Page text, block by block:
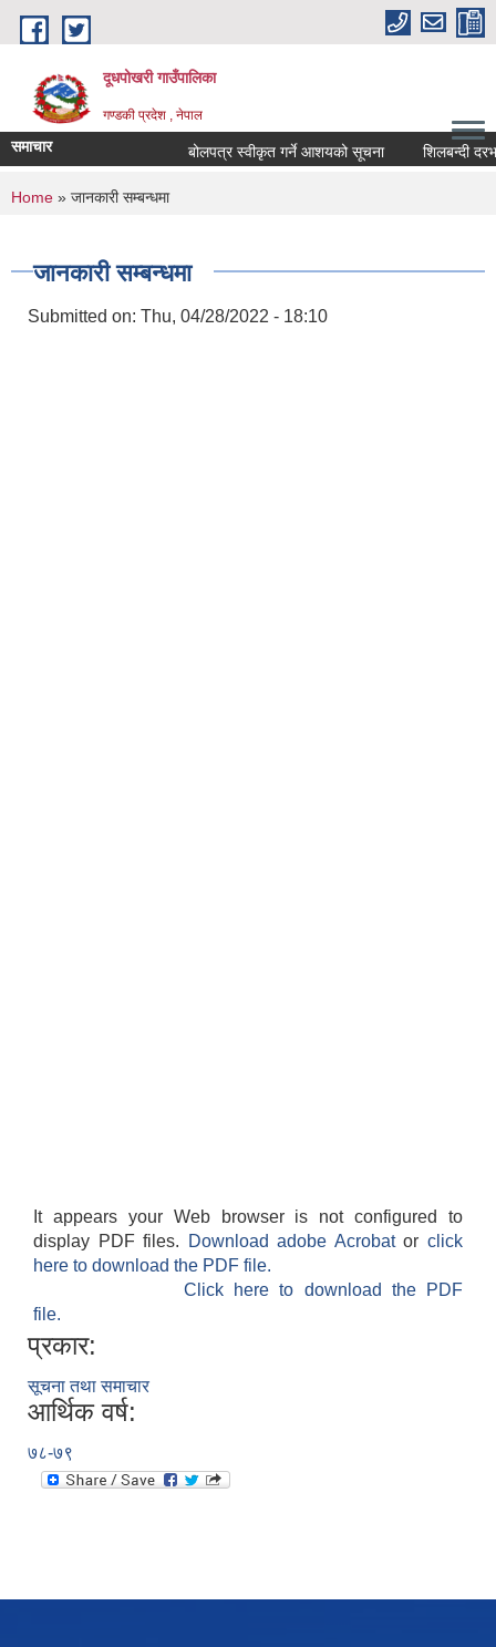
Skip to main content
दूधपोखरी गाउँपालिका
गण्डकी प्रदेश , नेपाल
समाचार बोलपत्र स्वीकृत गर्ने आशयको सूचना शिलबन्दी
You are here
Home » जानकारी सम्बन्धमा
जानकारी सम्बन्धमा
Submitted on: Thu, 04/28/2022 - 18:10
It appears your Web browser is not configured to
display PDF files.
Download adobe Acrobatorclick
here to download the PDF file.
Click here to download the PDF
file.
प्रकार:
सूचना तथा समाचार
आर्थिक वर्ष:
७८-७९